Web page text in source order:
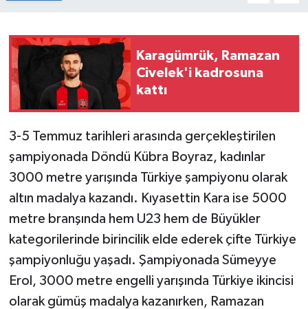
Karagümrük, Ramazan
Civelek'i kadrosuna
kattı
3-5 Temmuz tarihleri arasında gerçekleştirilen
şampiyonada Döndü Kübra Boyraz, kadınlar
3000 metre yarışında Türkiye şampiyonu olarak
altın madalya kazandı. Kıyasettin Kara ise 5000
metre branşında hem U23 hem de Büyükler
kategorilerinde birincilik elde ederek çifte Türkiye
şampiyonluğu yaşadı. Şampiyonada Sümeyye
Erol, 3000 metre engelli yarışında Türkiye ikincisi
olarak gümüş madalya kazanırken, Ramazan